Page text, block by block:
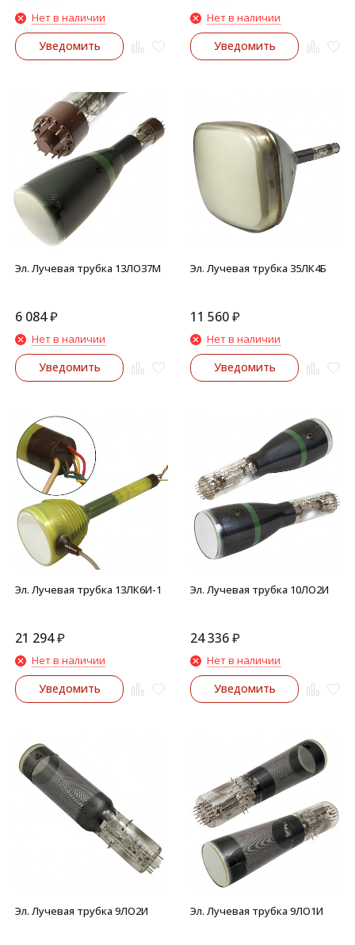
Нет в наличии
Уведомить
Нет в наличии
Уведомить
Эл. Лучевая трубка 13ЛО37М
6 084₽
Нет в наличии
Уведомить
Эл. Лучевая трубка 35ЛК4Б
11 560₽
Нет в наличии
Уведомить
Эл. Лучевая трубка 13ЛК6И-1
21 294₽
Нет в наличии
Уведомить
Эл. Лучевая трубка 10ЛО2И
24 336₽
Нет в наличии
Уведомить
Эл. Лучевая трубка 9ЛО2И Эл. Лучевая трубка 9ЛО1И